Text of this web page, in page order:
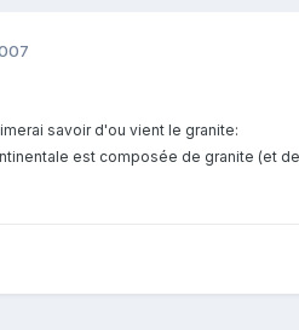
savoir d'ou vient le granite:
est composée de granite (et